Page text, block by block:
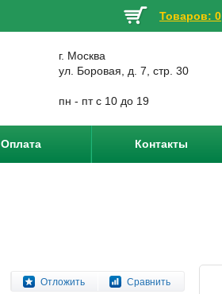
Товаров: 0
г. Москва
ул. Боровая, д. 7, стр. 30
пн - пт с 10 до 19
Оплата Контакты
Отложить Сравнить